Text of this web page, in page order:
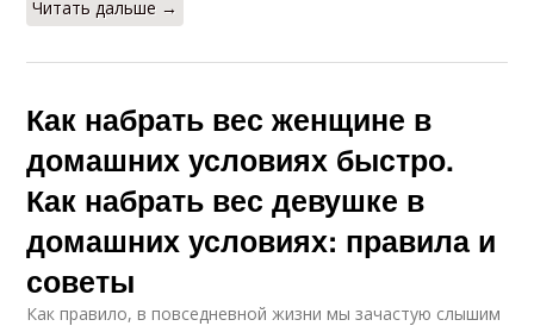
Читать дальше →
Как набрать вес женщине в
домашних условиях быстро.
Как набрать вес девушке в
домашних условиях: правила и
советы
Как правило, в повседневной жизни мы зачастую слышим